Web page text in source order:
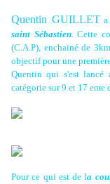
Quentin GUILLETa
saint Sébastien. Cette
(C.A.P), enchainé de
objectif pour une
Quentin qui s'est lancé
catégorie sur 9 et 17 eme
Pour ce qui est de la